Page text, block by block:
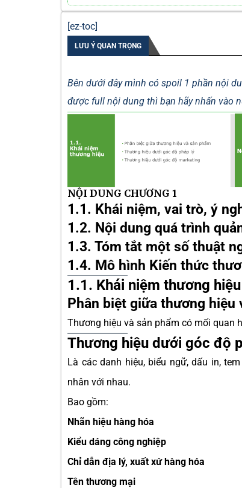
[ez-toc]
LƯU Ý QUAN TRỌNG
Bên dưới đây mình có spoil 1 phần nội
được full nội dung thì bạn hãy nhấn vào
NỘI DUNG CHƯƠNG 1
1.1. Khái niệm, vai trò, ý
1.2. Nội dung quá trình
1.3. Tóm tắt một số thuật
1.4. Mô hình Kiến thức
1.1. Khái niệm thương hiệu
Phân biệt giữa thương hiệu
Thương hiệu và sản phẩm có mối quan
Thương hiệu dưới góc độ
Là các danh hiệu, biểu ngữ, dấu in,
nhân với nhau.
Bao gồm:
Nhãn hiệu hàng hóa
Kiểu dáng công nghiệp
Chỉ dẫn địa lý, xuất xứ hàng hóa
Tên thương mại